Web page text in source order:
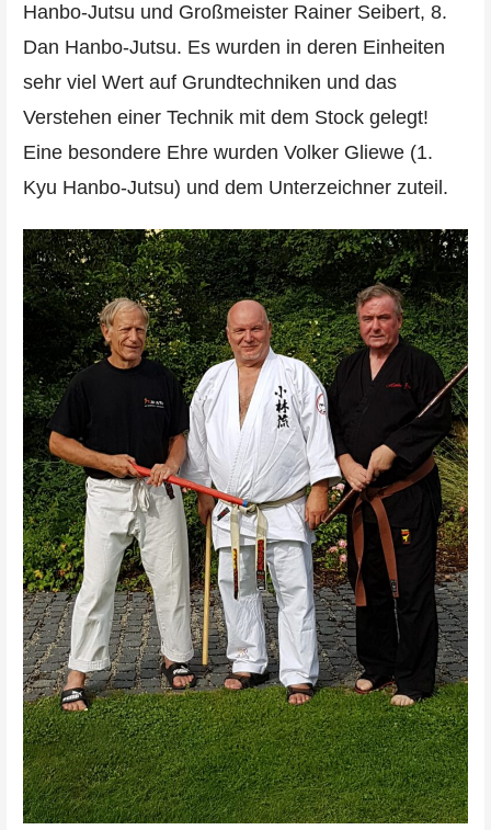
Hanbo-Jutsu und Großmeister Rainer Seibert, 8.
Dan Hanbo-Jutsu. Es wurden in deren Einheiten
sehr viel Wert auf Grundtechniken und das
Verstehen einer Technik mit dem Stock gelegt!
Eine besondere Ehre wurden Volker Gliewe (1.
Kyu Hanbo-Jutsu) und dem Unterzeichner zuteil.